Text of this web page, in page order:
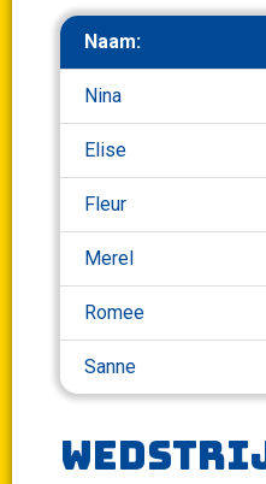
Naam:
Nina
Elise
Fleur
Merel
Romee
Sanne